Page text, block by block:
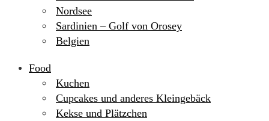
Nordsee
Sardinien – Golf von Orosey
Belgien
Food
Kuchen
Cupcakes und anderes Kleingebäck
Kekse und Plätzchen